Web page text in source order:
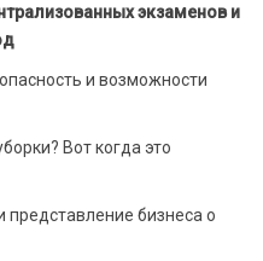
экзаменов и
и возможности
Вот когда это
бизнеса о